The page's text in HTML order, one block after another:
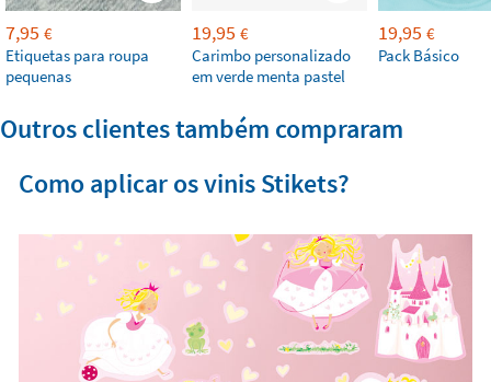
7,95 €
Etiquetas para roupa
pequenas
19,95 €
Carimbo personalizado
em verde menta pastel
19,95 €
Pack Básico
Outros clientes também compraram
Como aplicar os vinis Stikets?